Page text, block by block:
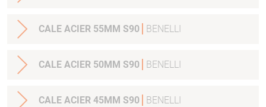
CALE ACIER 55MM S90 BENELLI
CALE ACIER 50MM S90 BENELLI
CALE ACIER 45MM S90 BENELLI